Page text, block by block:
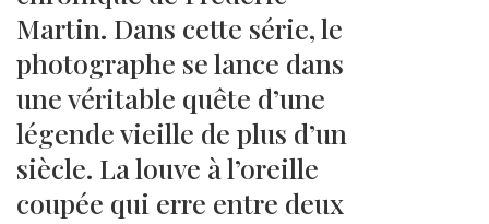
Martin. Dans cette série, le
photographe se lance dans
une véritable quête d’une
légende vieille de plus d’un
siècle. La louve à l’oreille
coupée qui erre entre deux